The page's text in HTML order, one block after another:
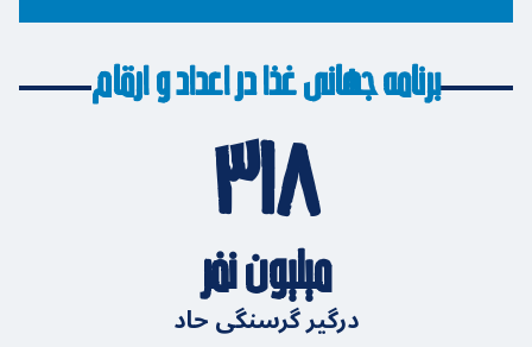
برنامه جهانی غذا در اعداد و ارقام
۳۱۸
میلیون نفر
درگیر گرسنگی حاد